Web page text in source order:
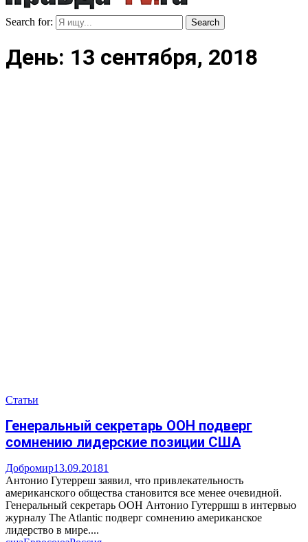
Search for: Search
День: 13 сентября, 2018
Статьи
Генеральный секретарь ООН подверг
сомнению лидерские позиции США
Добромир13.09.20181
Антонио Гутерреш заявил, что привлекательность
американского общества становится все менее очевидной.
Генеральный секретарь ООН Антонио Гутерршш в интервью
журналу The Atlantic подверг сомнению американское
лидерство в мире....